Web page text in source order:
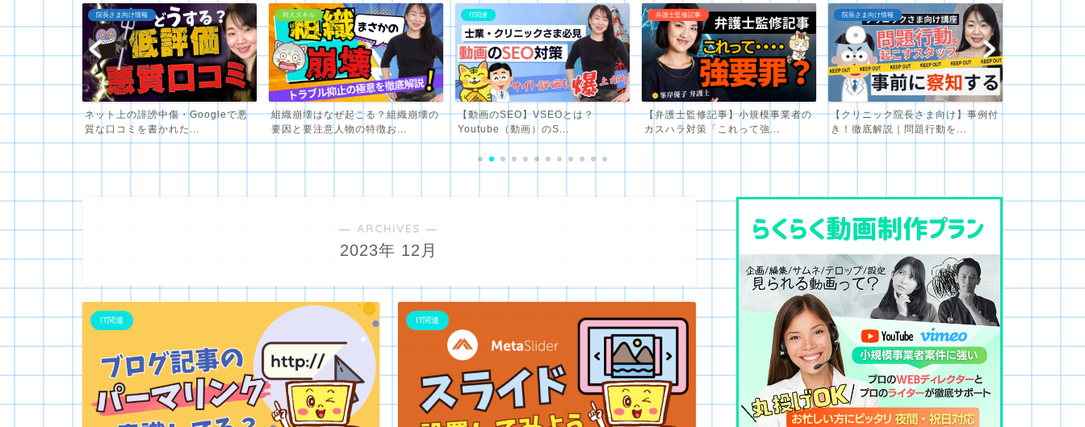
Googleで悪
対人スキル
組織崩壊はなぜ起こる？組織崩壊の
要因と要注意人物の特徴お...
IT関連
【動画のSEO】VSEOとは？
Youtube（動画）のS...
弁護士監修記事
【弁護士監修記事】小規模事業者の
カスハラ対策「これって強...
院長さま向け情報
【クリニック院長さま向け】事例付
き！徹底解説｜問題行動を...
対人スキル
採用してはいけない人の見極め方｜
面接時に注意すべき４つの...
クリニックス
― ARCHIVES ―
2023年 12月
IT関連 IT関連